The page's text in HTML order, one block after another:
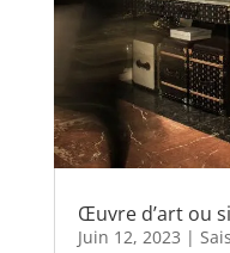
Œuvre d’art ou
Juin 12, 2023 |